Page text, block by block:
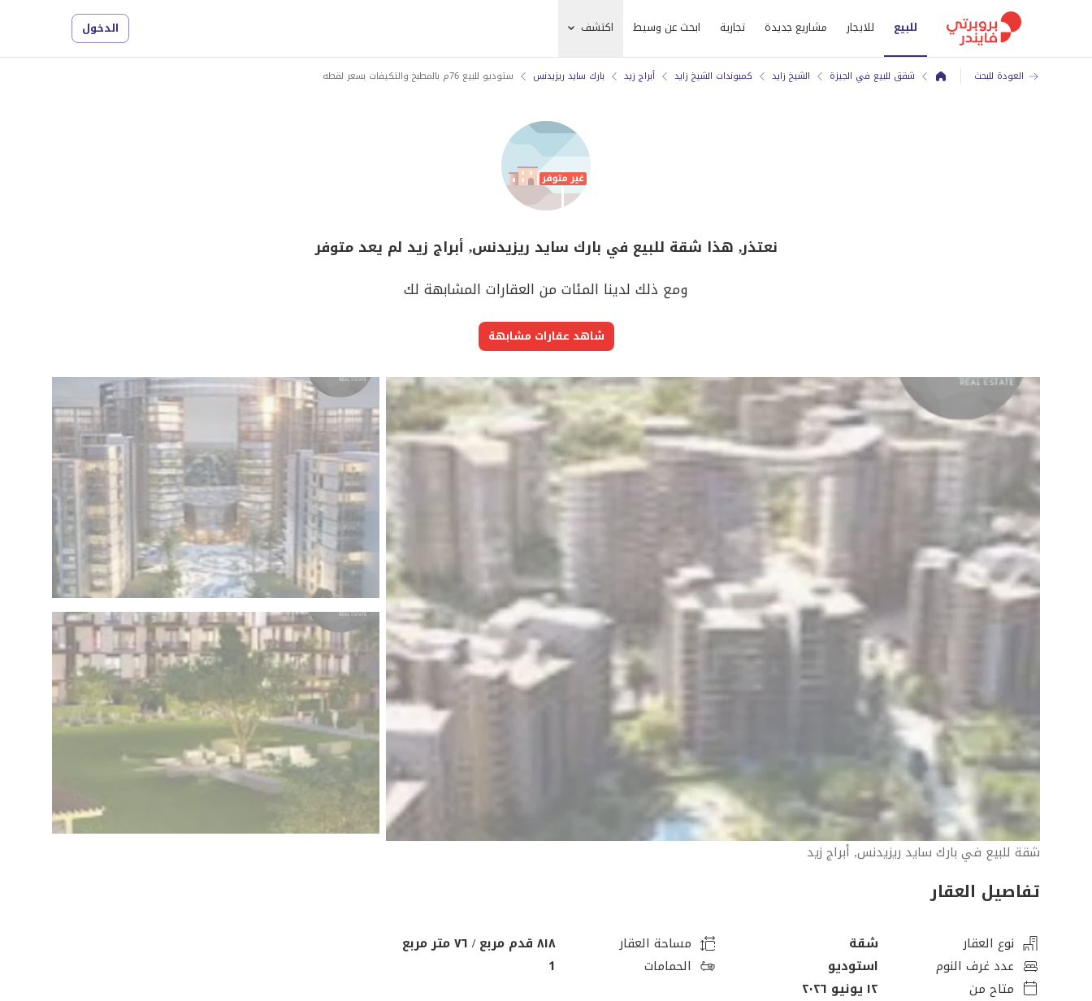
للبيع للايجار مشاريع جديدة تجارية ابحث عن وسيط اكتشف الدخول
العودة للبحث شقق للبيع في الجيزة الشيخ زايد كمبوندات الشيخ زايد أبراج زيد بارك سايد ريزيدنس ستوديو للبيع 76م بالمطبخ والتكيفات بسعر لقطه
نعتذر, هذا شقة للبيع في بارك سايد ريزيدنس, أبراج زيد لم يعد متوفر
ومع ذلك لدينا المئات من العقارات المشابهة لك
شاهد عقارات مشابهة
شقة للبيع في بارك سايد ريزيدنس, أبراج زيد
تفاصيل العقار
نوع العقار شقة مساحة العقار
٨١٨ قدم مربع / ٧٦ متر مربع
عدد غرف النوم
استوديو الحمامات
1
متاح من
١٢ يونيو ٢٠٢٦